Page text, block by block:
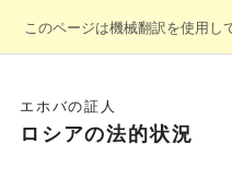
このページは機械翻訳を使用し
エホバの証人
ロシアの法的状況